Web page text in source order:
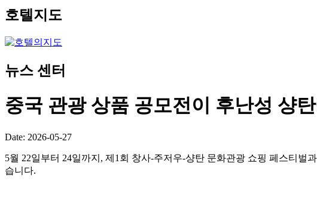
호텔지도
뉴스 센터
중국 관광 상품 공모전이 후난성 샹
Date: 2026-05-27
5월 22일부터 24일까지, 제1회 창사-주저우-샹탄 문화관광 쇼핑 페스티벌
습니다.